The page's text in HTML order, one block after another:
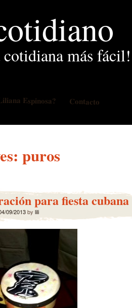
más fácil!
Espinosa? Contacto
puros
para fiesta cubana
09/2013by lili